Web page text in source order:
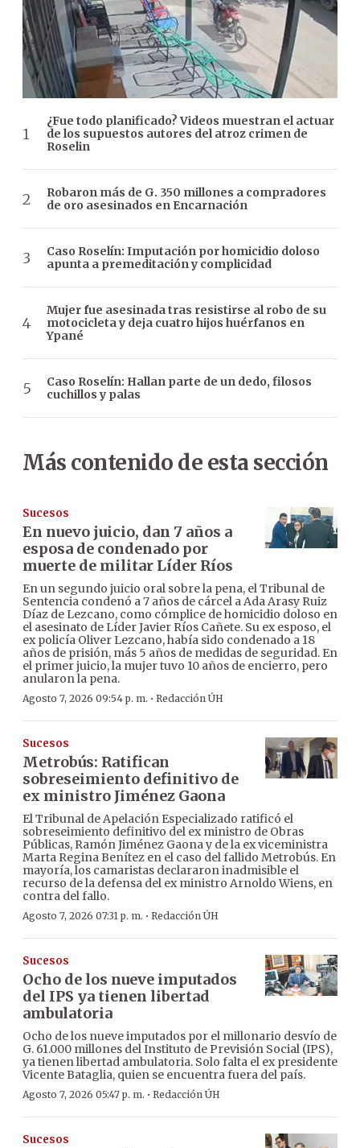
¿Fue todo planificado? Videos muestran el actuar
de los supuestos autores del atroz crimen de
Roselin
Robaron más de G. 350 millones a compradores
de oro asesinados en Encarnación
Caso Roselín: Imputación por homicidio doloso
apunta a premeditación y complicidad
Mujer fue asesinada tras resistirse al robo de su
motocicleta y deja cuatro hijos huérfanos en
Ypané
Caso Roselín: Hallan parte de un dedo, filosos
cuchillos y palas
Más contenido de esta sección
Sucesos
En nuevo juicio, dan 7 años a
esposa de condenado por
muerte de militar Líder Ríos
En un segundo juicio oral sobre la pena, el Tribunal de
Sentencia condenó a 7 años de cárcel a Ada Arasy Ruiz
Díaz de Lezcano, como cómplice de homicidio doloso en
el asesinato de Líder Javier Ríos Cañete. Su ex esposo, el
ex policía Oliver Lezcano, había sido condenado a 18
años de prisión, más 5 años de medidas de seguridad. En
el primer juicio, la mujer tuvo 10 años de encierro, pero
anularon la pena.
Agosto 7, 2026 09:54 p. m. · Redacción ÚH
Sucesos
Metrobús: Ratifican
sobreseimiento definitivo de
ex ministro Jiménez Gaona
El Tribunal de Apelación Especializado ratificó el
sobreseimiento definitivo del ex ministro de Obras
Públicas, Ramón Jiménez Gaona y de la ex viceministra
Marta Regina Benítez en el caso del fallido Metrobús. En
mayoría, los camaristas declararon inadmisible el
recurso de la defensa del ex ministro Arnoldo Wiens, en
contra del fallo.
Agosto 7, 2026 07:31 p. m. · Redacción ÚH
Sucesos
Ocho de los nueve imputados
del IPS ya tienen libertad
ambulatoria
Ocho de los nueve imputados por el millonario desvío de
G. 61.000 millones del Instituto de Previsión Social (IPS),
ya tienen libertad ambulatoria. Solo falta el ex presidente
Vicente Bataglia, quien se encuentra fuera del país.
Agosto 7, 2026 05:47 p. m. · Redacción ÚH
Sucesos